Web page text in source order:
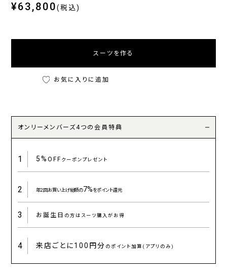
¥63,800(税込)
スーツを作る
お気に入りに追加
オンリーメンバーズ4つの会員特典
1 5%OFFクーポンプレゼント
2 年2回お買い上げ総額の7%をポイント還元
3 お誕生日 の方はスーツ購入がお得
4 来店ごとに100円分 のポイント加算(アプリのみ)